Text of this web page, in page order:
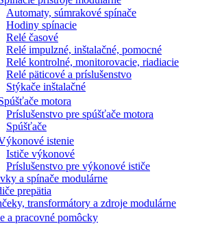
Automaty, súmrakové spínače
Hodiny spínacie
Relé časové
Relé impulzné, inštalačné, pomocné
Relé kontrolné, monitorovacie, riadiacie
Relé päticové a príslušenstvo
Stýkače inštalačné
motora
Príslušenstvo pre spúšťače motora
Spúšťače
istenie
Ističe výkonové
Príslušenstvo pre výkonové ističe
a spínače modulárne
prepätia
transformátory a zdroje modulárne
a pracovné pomôcky